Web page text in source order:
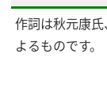
作詞は秋元康
よるものです。